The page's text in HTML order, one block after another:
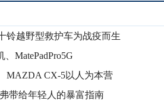
铃越野型救护车为战疫而生
MatePadPro5G
MAZDA CX-5以人为本营
带给年轻人的暴富指南